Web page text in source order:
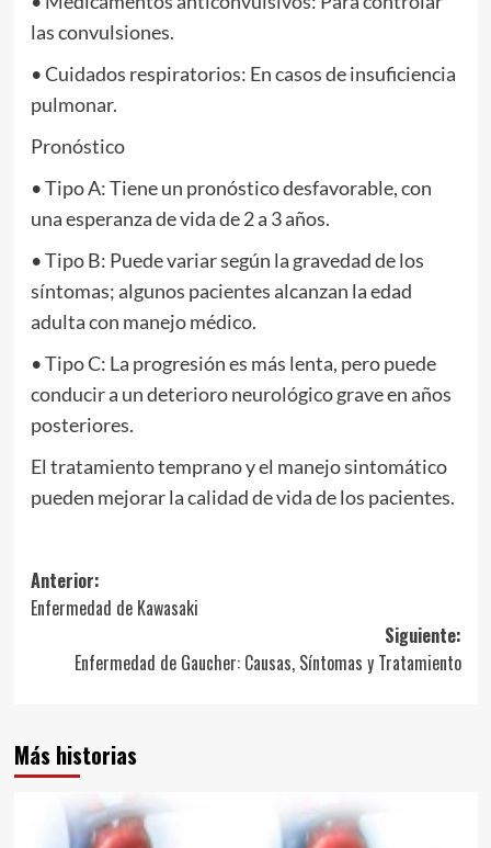
las convulsiones.
• Cuidados respiratorios: En casos de insuficiencia
pulmonar.
Pronóstico
• Tipo A: Tiene un pronóstico desfavorable, con
una esperanza de vida de 2 a 3 años.
• Tipo B: Puede variar según la gravedad de los
síntomas; algunos pacientes alcanzan la edad
adulta con manejo médico.
• Tipo C: La progresión es más lenta, pero puede
conducir a un deterioro neurológico grave en años
posteriores.
El tratamiento temprano y el manejo sintomático
pueden mejorar la calidad de vida de los pacientes.
Navegación
de
entradas
Anterior:
Enfermedad de Kawasaki
Siguiente:
Enfermedad de Gaucher: Causas, Síntomas y Tratamiento
Más historias